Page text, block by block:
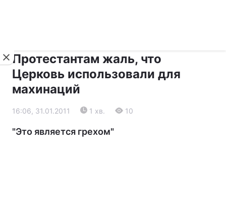
Протестантам жаль, что
Церковь использовали для
махинаций
16:06, 31.01.2011 1 хв. 10
"Это является грехом"